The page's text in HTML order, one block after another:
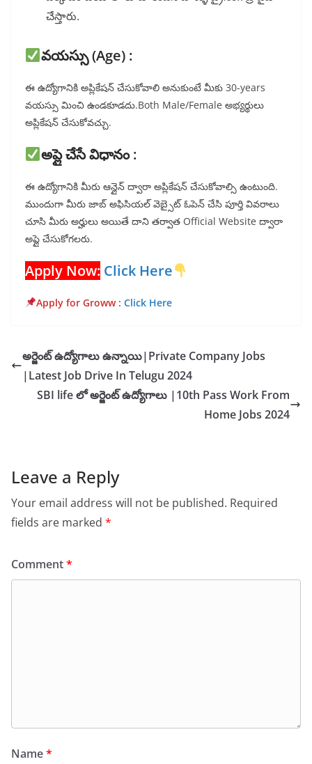
చేస్తారు.
వయస్సు (Age) :
ఈ ఉద్యోగానికి అప్లికేషన్ చేసుకోవాలి అనుకుంటే మీకు 30-years
వయస్సు మించి ఉండకూడదు.Both Male/Female అభ్యర్థులు
అప్లికేషన్ చేసుకోవచ్చు.
అప్లై చేసే విధానం :
ఈ ఉద్యోగానికి మీరు ఆన్లైన్ ద్వారా అప్లికేషన్ చేసుకోవాల్సి ఉంటుంది.
ముందుగా మీరు జాబ్ అఫిసియల్ వెబ్సైట్ ఓపెన్ చేసి పూర్తి వివరాలు
చూసి మీరు అర్హులు అయితే దాని తర్వాత Official Website ద్వారా
అప్లై చేసుకోగలరు.
Apply Now: Click Here
Apply for Groww : Click Here
అర్జెంట్ ఉద్యోగాలు ఉన్నాయి|Private Company Jobs
|Latest Job Drive In Telugu 2024
SBI life లో అర్జెంట్ ఉద్యోగాలు |10th Pass Work From
Home Jobs 2024
Leave a Reply
Your email address will not be published. Required
fields are marked *
Comment*
Name*